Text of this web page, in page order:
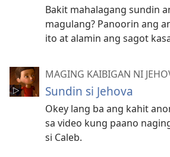
Bakit mahalagang sundin
magulang? Panoorin ang
ito at alamin ang sagot
MAGING KAIBIGAN NI
Sundin si Jehova
Okey lang ba ang kahit
sa video kung paano
si Caleb.